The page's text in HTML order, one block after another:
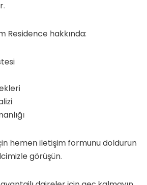
Residence hakkında:
hemen iletişim formunu doldurun
görüşün.